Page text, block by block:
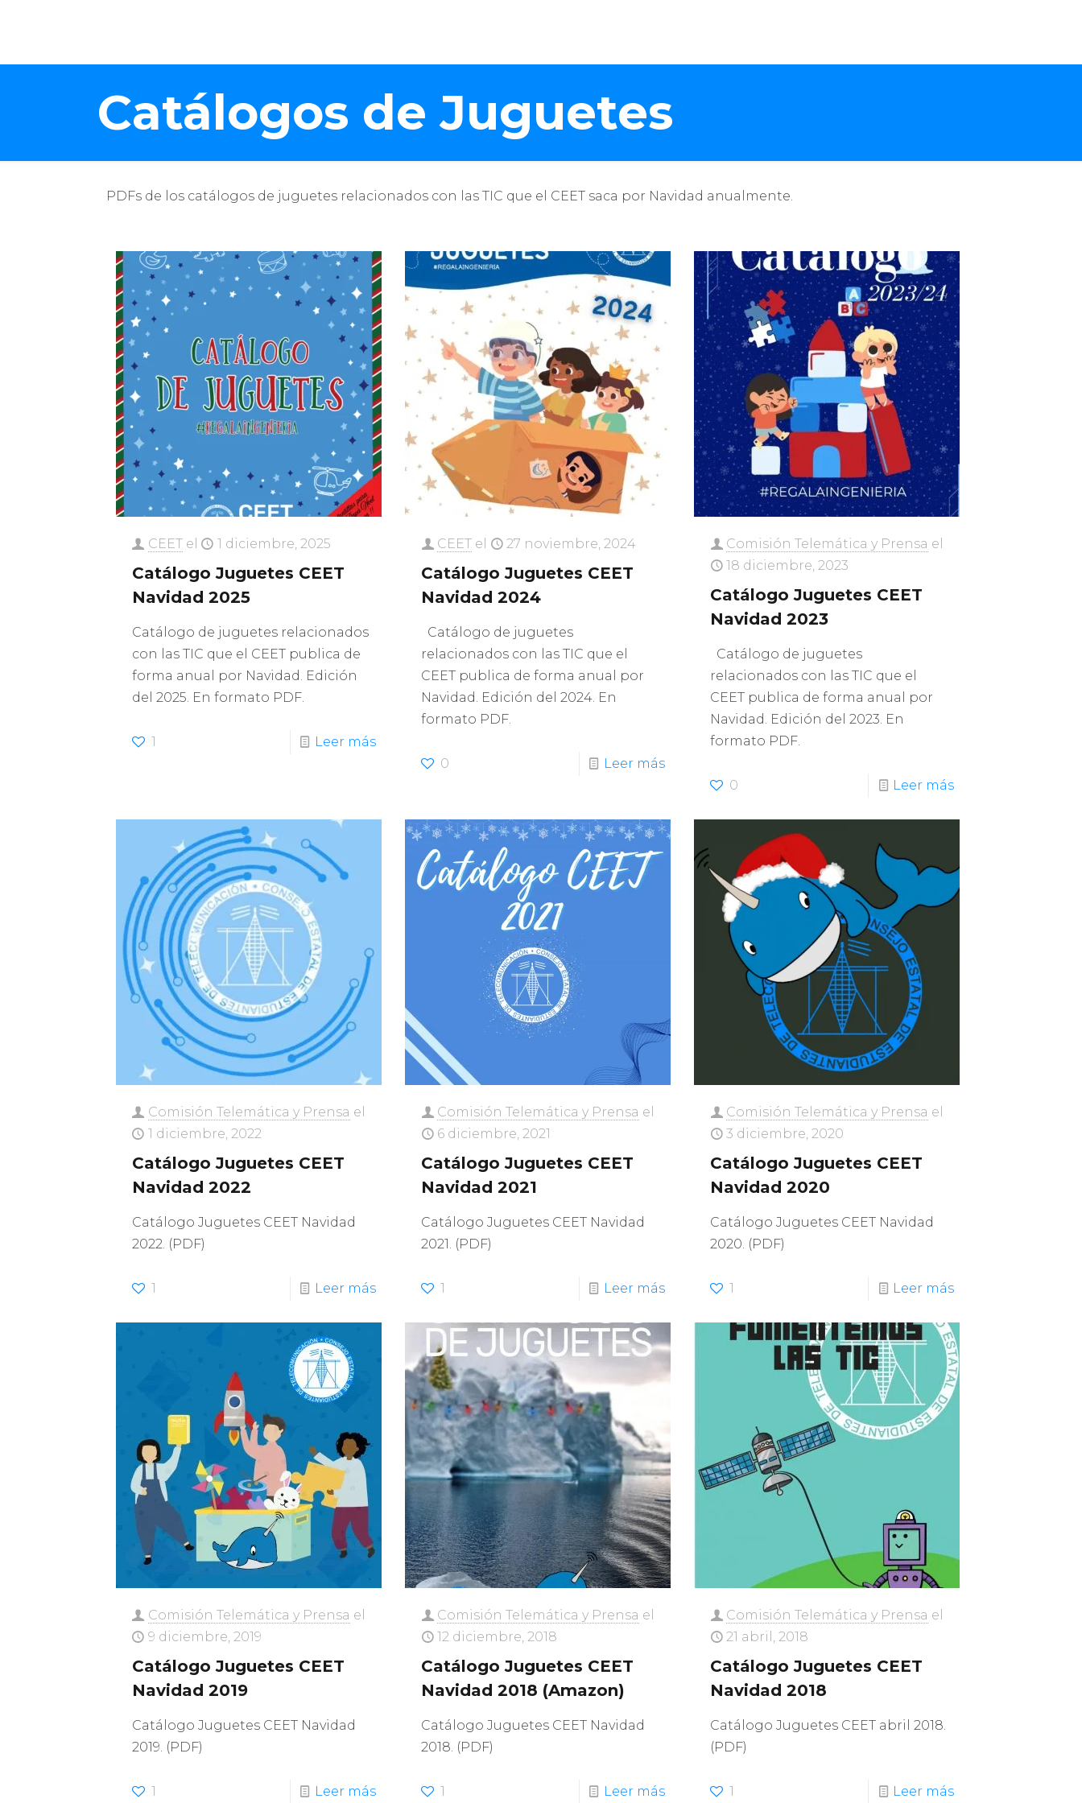
Catálogos de Juguetes
PDFs de los catálogos de juguetes relacionados con las TIC que el CEET saca por Navidad anualmente.
CEET el 1 diciembre, 2025
Catálogo Juguetes CEET
Navidad 2025
Catálogo de juguetes relacionados
con las TIC que el CEET publica de
forma anual por Navidad. Edición
del 2025. En formato PDF.
1 Leer más
CEET el 27 noviembre, 2024
Catálogo Juguetes CEET
Navidad 2024
Catálogo de juguetes
relacionados con las TIC que el
CEET publica de forma anual por
Navidad. Edición del 2024. En
formato PDF.
0 Leer más
Comisión Telemática y Prensa el
18 diciembre, 2023
Catálogo Juguetes CEET
Navidad 2023
Catálogo de juguetes
relacionados con las TIC que el
CEET publica de forma anual por
Navidad. Edición del 2023. En
formato PDF.
0 Leer más
Comisión Telemática y Prensa el
1 diciembre, 2022
Catálogo Juguetes CEET
Navidad 2022
Catálogo Juguetes CEET Navidad
2022. (PDF)
1 Leer más
Comisión Telemática y Prensa el
6 diciembre, 2021
Catálogo Juguetes CEET
Navidad 2021
Catálogo Juguetes CEET Navidad
2021. (PDF)
1 Leer más
Comisión Telemática y Prensa el
3 diciembre, 2020
Catálogo Juguetes CEET
Navidad 2020
Catálogo Juguetes CEET Navidad
2020. (PDF)
1 Leer más
Comisión Telemática y Prensa el
9 diciembre, 2019
Catálogo Juguetes CEET
Navidad 2019
Catálogo Juguetes CEET Navidad
2019. (PDF)
1 Leer más
Comisión Telemática y Prensa el
12 diciembre, 2018
Catálogo Juguetes CEET
Navidad 2018 (Amazon)
Catálogo Juguetes CEET Navidad
2018. (PDF)
1 Leer más
Comisión Telemática y Prensa el
21 abril, 2018
Catálogo Juguetes CEET
Navidad 2018
Catálogo Juguetes CEET abril 2018.
(PDF)
1 Leer más